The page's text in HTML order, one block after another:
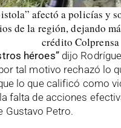
afectó a policías y
de la región, dejando
crédito Colprensa
héroes”dijo
tal motivo rechazó lo
lo que calificó como
falta de acciones
Gustavo Petro.